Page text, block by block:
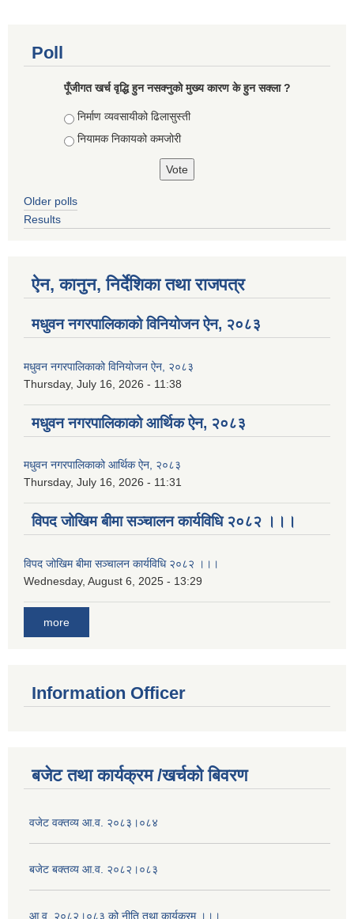
Poll
पूँजीगत खर्च वृद्धि हुन नसक्नुको मुख्य कारण के हुन सक्ला ?
Choices
निर्माण व्यवसायीको ढिलासुस्ती
नियामक निकायको कमजोरी
Older polls
Results
ऐन, कानुन, निर्देशिका तथा राजपत्र
मधुवन नगरपालिकाको विनियोजन ऐन, २०८३
मधुवन नगरपालिकाको विनियोजन ऐन, २०८३
Thursday, July 16, 2026 - 11:38
मधुवन नगरपालिकाको आर्थिक ऐन, २०८३
मधुवन नगरपालिकाको आर्थिक ऐन, २०८३
Thursday, July 16, 2026 - 11:31
विपद जोखिम बीमा सञ्चालन कार्यविधि २०८२ ।।।
विपद जोखिम बीमा सञ्चालन कार्यविधि २०८२ ।।।
Wednesday, August 6, 2025 - 13:29
more
Information Officer
बजेट तथा कार्यक्रम /खर्चको बिवरण
वजेट वक्तव्य आ.व. २०८३।०८४
बजेट बक्तव्य आ.व. २०८२।०८३
आ.व. २०८२।०८३ को नीति तथा कार्यक्रम ।।।